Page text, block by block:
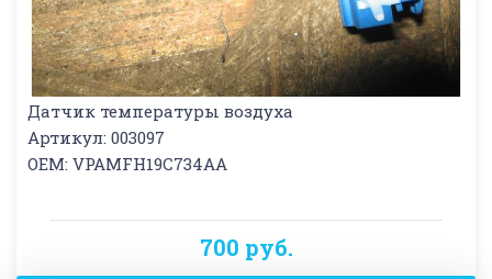
Датчик температуры воздуха
Артикул: 003097
OEM: VPAMFH19C734AA
700 руб.